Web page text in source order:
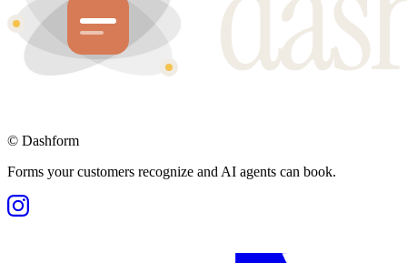
© Dashform
Forms your customers recognize and AI agents can book.